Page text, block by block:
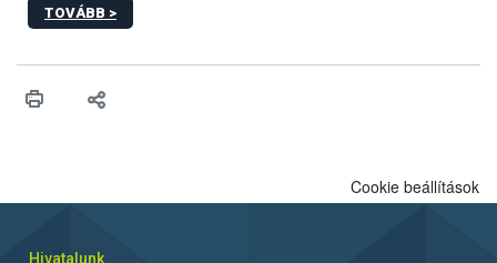
hatósági feladatokat, valamint a veszélyes eb tartását és annak
vonni az ebek viselkedésének megítélésében jártas szakértőt.
TOVÁBB >
Cookie beállítások
Hivatalunk